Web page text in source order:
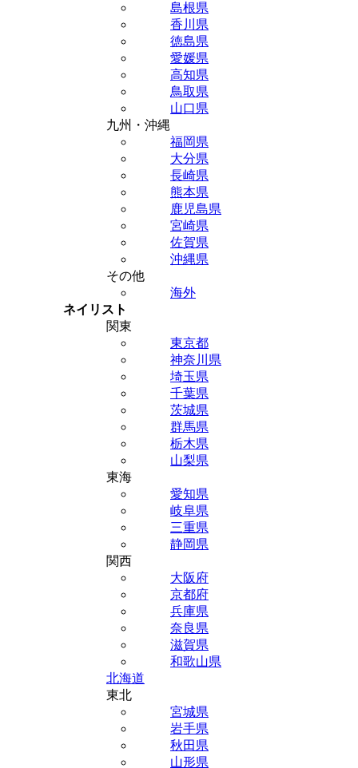
島根県
香川県
徳島県
愛媛県
高知県
鳥取県
山口県
九州・沖縄
福岡県
大分県
長崎県
熊本県
鹿児島県
宮崎県
佐賀県
沖縄県
その他
海外
ネイリスト
関東
東京都
神奈川県
埼玉県
千葉県
茨城県
群馬県
栃木県
山梨県
東海
愛知県
岐阜県
三重県
静岡県
関西
大阪府
京都府
兵庫県
奈良県
滋賀県
和歌山県
北海道
東北
宮城県
岩手県
秋田県
山形県